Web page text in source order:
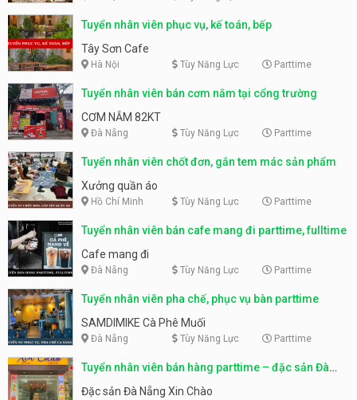
Tuyển nhân viên phục vụ, kế toán, bếp
Tây Sơn Cafe
Hà Nội Tùy Năng Lực Parttime
Tuyển nhân viên bán cơm nắm tại cổng trường
CƠM NẮM 82KT
Đà Nẵng Tùy Năng Lực Parttime
Tuyển nhân viên chốt đơn, gắn tem mác sản phẩm
Xưởng quần áo
Hồ Chí Minh Tùy Năng Lực Parttime
Tuyển nhân viên bán cafe mang đi parttime, fulltime
Cafe mang đi
Đà Nẵng Tùy Năng Lực Parttime
Tuyển nhân viên pha chế, phục vụ bàn parttime
SAMDIMIKE Cà Phê Muối
Đà Nẵng Tùy Năng Lực Parttime
Tuyển nhân viên bán hàng parttime – đặc sản Đà
Nẵng
Đặc sản Đà Nẵng Xin Chào